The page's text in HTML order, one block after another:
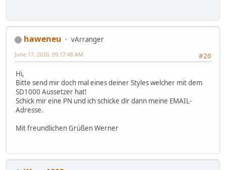
haweneu
vArranger
#20
June 17, 2020, 09:17:48 AM
Hi,
Bitte send mir doch mal eines deiner Styles welcher mit dem
SD1000 Aussetzer hat!
Schick mir eine PN und ich schicke dir dann meine EMAIL-
Adresse.
Mit freundlichen Grüßen Werner